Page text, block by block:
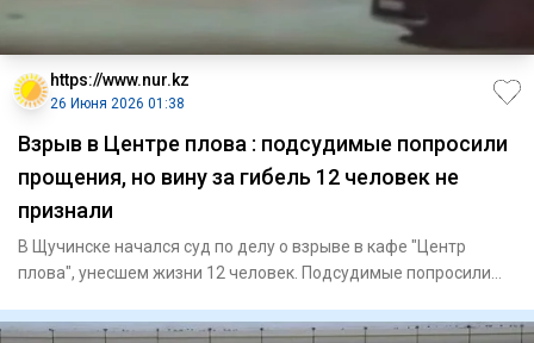
https://www.nur.kz
26 Июня 2026 01:38
Взрыв в Центре плова : подсудимые попросили
прощения, но вину за гибель 12 человек не
признали
В Щучинске начался суд по делу о взрыве в кафе "Центр
плова", унесшем жизни 12 человек. Подсудимые попросили